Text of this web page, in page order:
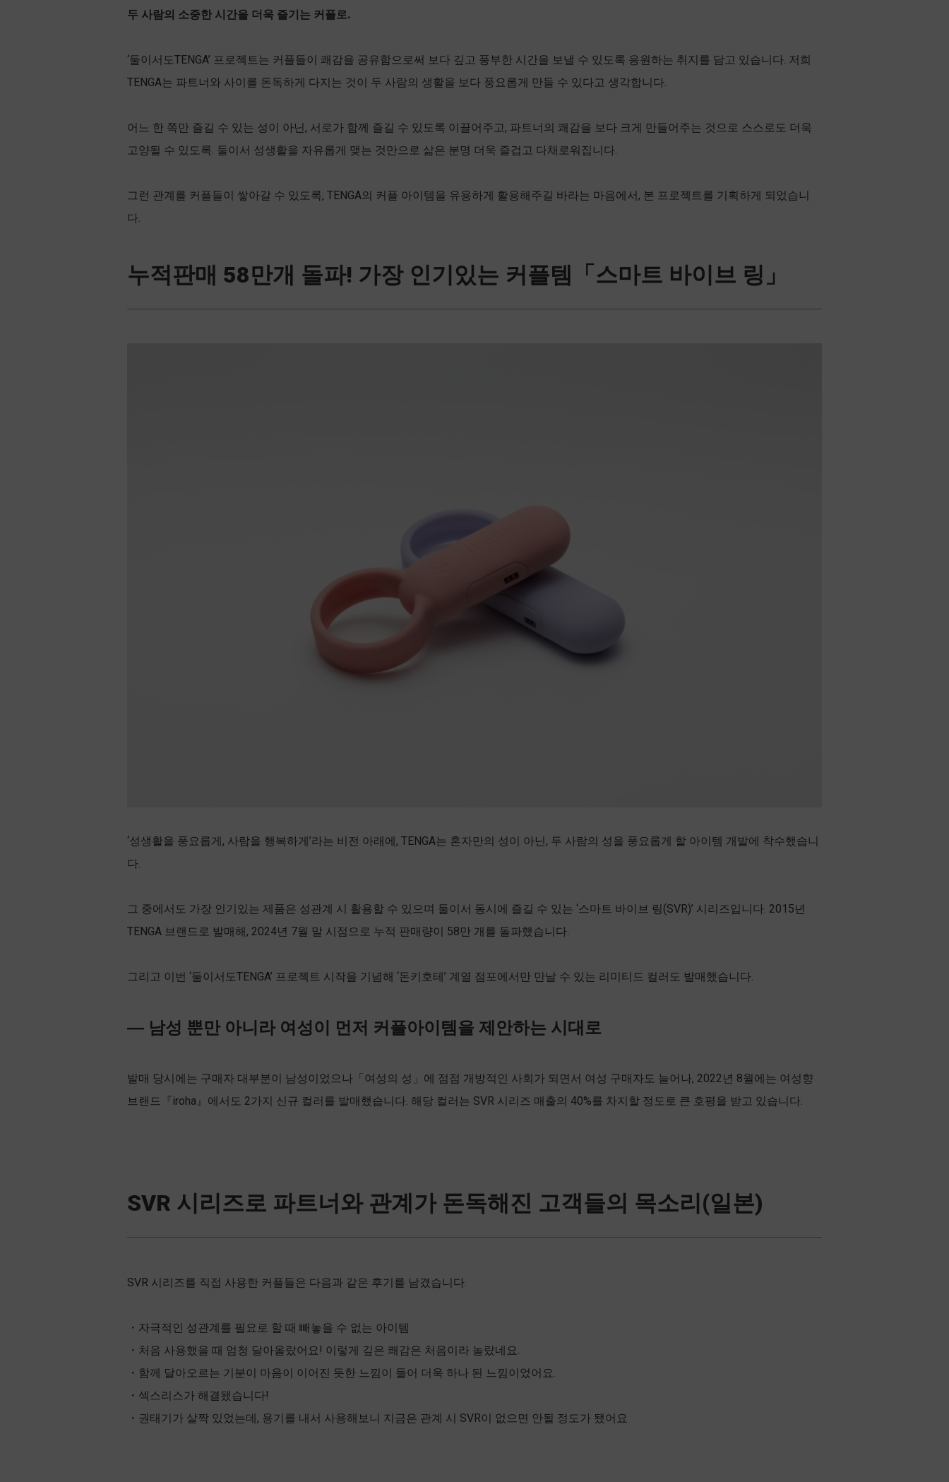
두 사람의 소중한 시간을 더욱 즐기는 커플로.
‘둘이서도TENGA’ 프로젝트는 커플들이 쾌감을 공유함으로써 보다 깊고 풍부한 시간을 보낼 수 있도록 응원하는 취지를 담고 있습니다. 저희
TENGA는 파트너와 사이를 돈독하게 다지는 것이 두 사람의 생활을 보다 풍요롭게 만들 수 있다고 생각합니다.
어느 한 쪽만 즐길 수 있는 성이 아닌, 서로가 함께 즐길 수 있도록 이끌어주고, 파트너의 쾌감을 보다 크게 만들어주는 것으로 스스로도 더욱
고양될 수 있도록. 둘이서 성생활을 자유롭게 맺는 것만으로 삶은 분명 더욱 즐겁고 다채로워집니다.
그런 관계를 커플들이 쌓아갈 수 있도록, TENGA의 커플 아이템을 유용하게 활용해주길 바라는 마음에서, 본 프로젝트를 기획하게 되었습니
다.
누적판매 58만개 돌파! 가장 인기있는 커플템「스마트 바이브 링」
‘성생활을 풍요롭게, 사람을 행복하게’라는 비전 아래에, TENGA는 혼자만의 성이 아닌, 두 사람의 성을 풍요롭게 할 아이템 개발에 착수했습니
다.
그 중에서도 가장 인기있는 제품은 성관계 시 활용할 수 있으며 둘이서 동시에 즐길 수 있는 ‘스마트 바이브 링(SVR)’ 시리즈입니다. 2015년
TENGA 브랜드로 발매해, 2024년 7월 말 시점으로 누적 판매량이 58만 개를 돌파했습니다.
그리고 이번 ‘둘이서도TENGA’ 프로젝트 시작을 기념해 ‘돈키호테’ 계열 점포에서만 만날 수 있는 리미티드 컬러도 발매했습니다.
― 남성 뿐만 아니라 여성이 먼저 커플아이템을 제안하는 시대로
발매 당시에는 구매자 대부분이 남성이었으나「여성의 성」에 점점 개방적인 사회가 되면서 여성 구매자도 늘어나, 2022년 8월에는 여성향
브랜드『iroha』에서도 2가지 신규 컬러를 발매했습니다. 해당 컬러는 SVR 시리즈 매출의 40%를 차지할 정도로 큰 호평을 받고 있습니다.
SVR 시리즈로 파트너와 관계가 돈독해진 고객들의 목소리(일본)
SVR 시리즈를 직접 사용한 커플들은 다음과 같은 후기를 남겼습니다.
・자극적인 성관계를 필요로 할 때 빼놓을 수 없는 아이템
・처음 사용했을 때 엄청 달아올랐어요! 이렇게 깊은 쾌감은 처음이라 놀랐네요.
・함께 달아오르는 기분이 마음이 이어진 듯한 느낌이 들어 더욱 하나 된 느낌이었어요.
・섹스리스가 해결됐습니다!
・권태기가 살짝 있었는데, 용기를 내서 사용해보니 지금은 관계 시 SVR이 없으면 안될 정도가 됐어요